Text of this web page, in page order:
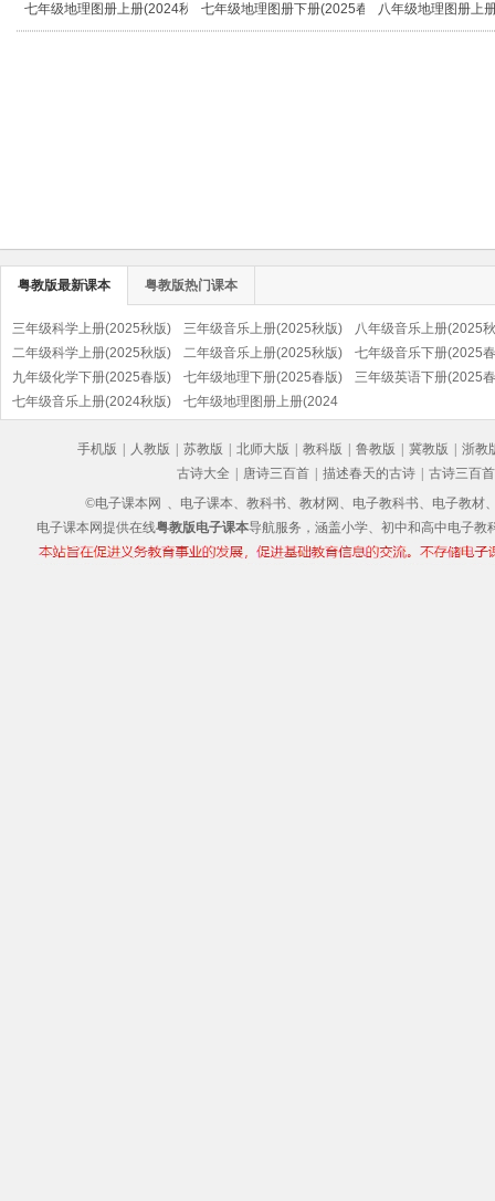
七年级地理图册上册(2024秋
版)(粤教粤人版)
七年级地理图册下册(2025春
版)(粤教粤人版)
八年级地理图册上
版)(粤教粤人
粤教版最新课本 粤教版热门课本
三年级科学上册(2025秋版)
(粤教粤科版)
三年级音乐上册(2025秋版)
(粤教花城版)
八年级音乐上册(2025
(粤教花城版)
二年级科学上册(2025秋版)
(粤教粤科版)
二年级音乐上册(2025秋版)
(粤教花城版)
七年级音乐下册(2025
(粤教花城版)
九年级化学下册(2025春版)
(粤教版)
七年级地理下册(2025春版)
(粤教粤人版)
三年级英语下册(2025
七年级音乐上册(2024秋版)
七年级地理图册上册(2024
手机版
人教版 苏教版 北师大版 教科版 鲁教版 冀教版
浙教
古诗大全
唐诗三百首 描述春天的古诗
古诗三百首
©电子课本网 、电子课本、教科书、教材网、电子教科书、电子教材
电子课本网提供在线粤教版电子课本导航服务，涵盖小学、初中和高中电子